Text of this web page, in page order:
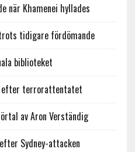
när Khamenei hyllades
tidigare fördömande
biblioteket
efter terrorattentatet
av Aron Verständig
Sydney-attacken